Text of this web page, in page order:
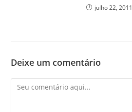
julho 22, 2011
Deixe um comentário